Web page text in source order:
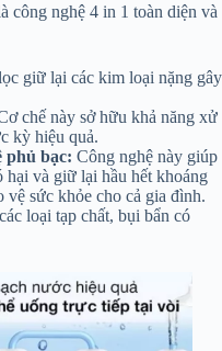
công nghệ 4 in 1 toàn diện và
giữ lại các kim loại nặng gây
chế này sở hữu khả năng xử
kỳ hiệu quả.
phủ bạc: Công nghệ này giúp
hại và giữ lại hầu hết khoáng
sức khỏe cho cả gia đình.
loại tạp chất, bụi bẩn có